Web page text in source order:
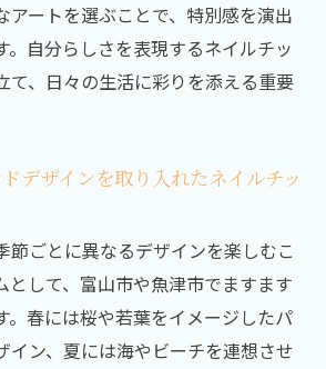
アートを選ぶことで、特別感を演出
。自分らしさを表現するネイルチッ
て、日々の生活に彩りを添える重要
デザインを取り入れたネイルチッ
節ごとに異なるデザインを楽しむこ
として、富山市や魚津市でますます
。春には桜や若葉をイメージしたパ
イン、夏には海やビーチを連想させ